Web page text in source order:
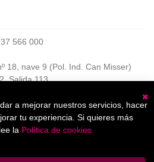
566 000
18, nave 9 (Pol. Ind. Can Misser)
Salida 113
17:00,
a mejorar nuestros servicios, hacer
tu experiencia. Si quieres más
la Política de cookies